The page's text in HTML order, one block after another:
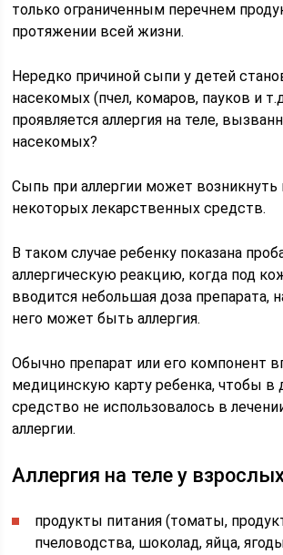
только ограниченным перечнем
протяжении всей жизни.
Нередко причиной сыпи у детей
насекомых (пчел, комаров, пауков и
проявляется аллергия на теле,
насекомых?
Сыпь при аллергии может возникнуть
некоторых лекарственных средств.
В таком случае ребенку показана
аллергическую реакцию, когда под
вводится небольшая доза препарата,
него может быть аллергия.
Обычно препарат или его компонент
медицинскую карту ребенка, чтобы в
средство не использовалось в
аллергии.
Аллергия на теле у
продукты питания (томаты,
пчеловодства, шоколад, яйца,